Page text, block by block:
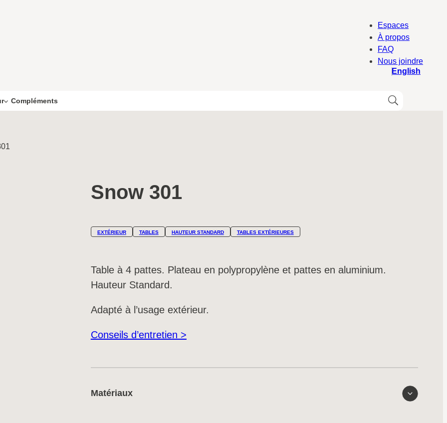
Espaces
À propos
FAQ
Nous joindre
English
Compléments
Snow 301
EXTÉRIEUR TABLES HAUTEUR STANDARD TABLES EXTÉRIEURES
Table à 4 pattes. Plateau en polypropylène et pattes en aluminium.
Hauteur Standard.
Adapté à l’usage extérieur.
Conseils d’entretien >
Matériaux